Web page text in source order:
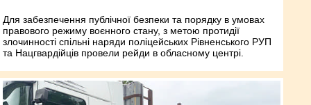
Для забезпечення публічної безпеки та порядку в умовах
правового режиму воєнного стану, з метою протидії
злочинності спільні наряди поліцейських Рівненського РУП
та Нацгвардійців провели рейди в обласному центрі.